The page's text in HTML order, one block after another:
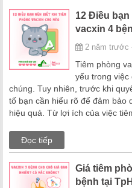
12 Điều
vacxin 4
2 năm trước
Tiêm phòng
yếu trong việc
chúng. Tuy nhiên, trước khi
tố bạn cần hiểu rõ để đảm bảo
hiệu quả. Từ lợi ích của việc
Đọc tiếp
Giá tiêm
bệnh tại